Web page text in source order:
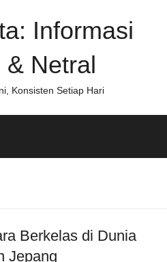
Informasi
& Netral
Konsisten Setiap Hari
Berkelas di Dunia
Jepang